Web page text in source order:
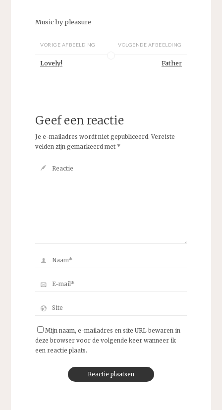
Music by pleasure
VORIGE AFBEELDING
Lovely!
VOLGENDE AFBEELDING
Father
Geef een reactie
Je e-mailadres wordt niet gepubliceerd. Vereiste
velden zijn gemarkeerd met *
Mijn naam, e-mailadres en site URL bewaren in
deze browser voor de volgende keer wanneer ik
een reactie plaats.